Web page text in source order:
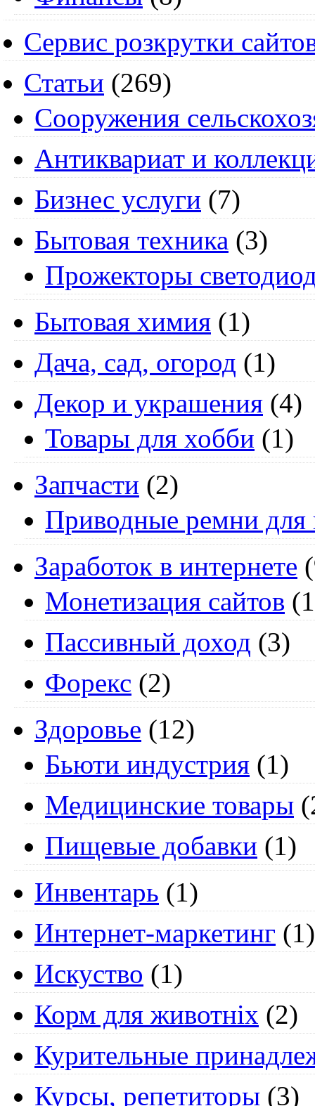
Сервис розкрутки
Статьи (269)
Cооружения
Антиквариат и
Бизнес услуги (7)
Бытовая техника (3)
Прожекторы
Бытовая химия (1)
Дача, сад, огород (1)
Декор и украшения (4)
Товары для хобби (1)
Запчасти (2)
Приводные ремни для
Заработок в интернете
Монетизация сайтов
Пассивный доход (3)
Форекс (2)
Здоровье (12)
Бьюти индустрия (1)
Медицинские товары
Пищевые добавки (1)
Инвентарь (1)
Интернет-маркетинг (1)
Искуство (1)
Корм для животніх (2)
Курительные
Курсы, репетиторы (3)